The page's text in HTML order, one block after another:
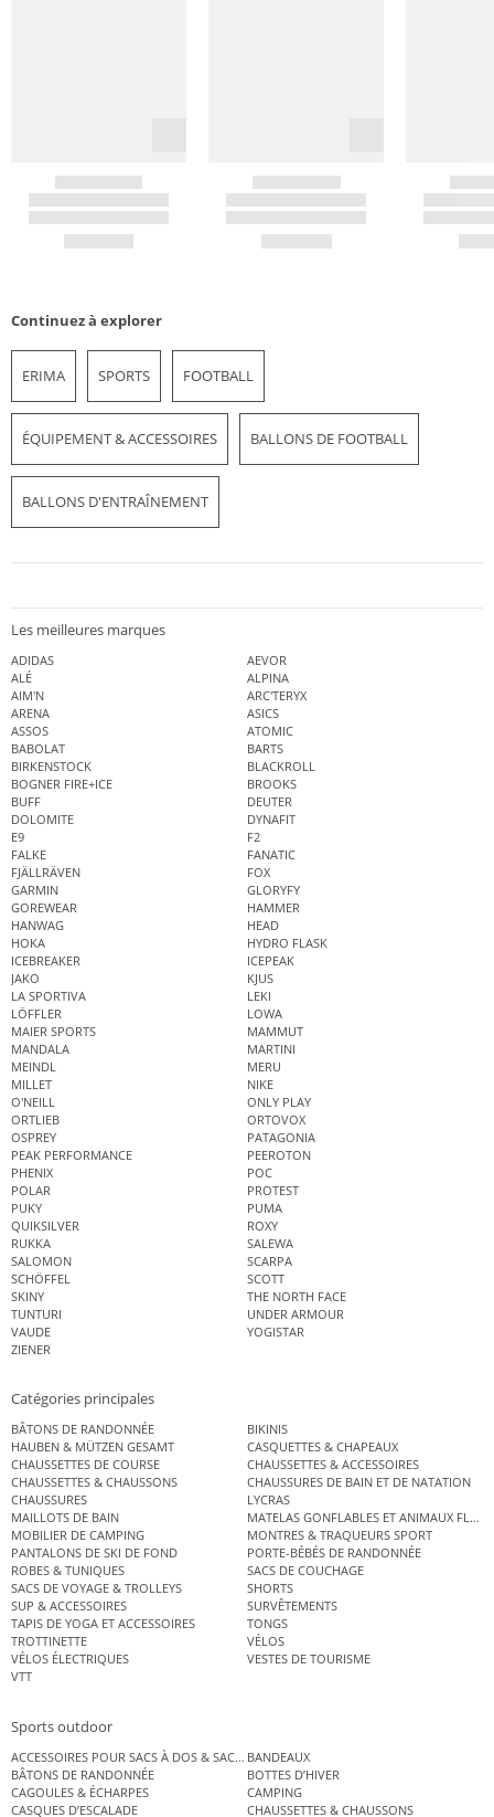
Continuez à explorer
ERIMA SPORTS FOOTBALL
ÉQUIPEMENT & ACCESSOIRES BALLONS DE FOOTBALL
BALLONS D'ENTRAÎNEMENT
Les meilleures marques
ADIDAS
AEVOR
ALÉ
ALPINA
AIM'N
ARC'TERYX
ARENA
ASICS
ASSOS
ATOMIC
BABOLAT
BARTS
BIRKENSTOCK
BLACKROLL
BOGNER FIRE+ICE
BROOKS
BUFF
DEUTER
DOLOMITE
DYNAFIT
E9
F2
FALKE
FANATIC
FJÄLLRÄVEN
FOX
GARMIN
GLORYFY
GOREWEAR
HAMMER
HANWAG
HEAD
HOKA
HYDRO FLASK
ICEBREAKER
ICEPEAK
JAKO
KJUS
LA SPORTIVA
LEKI
LÖFFLER
LOWA
MAIER SPORTS
MAMMUT
MANDALA
MARTINI
MEINDL
MERU
MILLET
NIKE
O'NEILL
ONLY PLAY
ORTLIEB
ORTOVOX
OSPREY
PATAGONIA
PEAK PERFORMANCE
PEEROTON
PHENIX
POC
POLAR
PROTEST
PUKY
PUMA
QUIKSILVER
ROXY
RUKKA
SALEWA
SALOMON
SCARPA
SCHÖFFEL
SCOTT
SKINY
THE NORTH FACE
TUNTURI
UNDER ARMOUR
VAUDE
YOGISTAR
ZIENER
Catégories principales
BÂTONS DE RANDONNÉE
BIKINIS
HAUBEN & MÜTZEN GESAMT
CASQUETTES & CHAPEAUX
CHAUSSETTES DE COURSE
CHAUSSETTES & ACCESSOIRES
CHAUSSETTES & CHAUSSONS
CHAUSSURES DE BAIN ET DE NATATION
CHAUSSURES
LYCRAS
MAILLOTS DE BAIN
MATELAS GONFLABLES ET ANIMAUX
MOBILIER DE CAMPING
MONTRES & TRAQUEURS SPORT
PANTALONS DE SKI DE FOND
PORTE-BÉBÉS DE RANDONNÉE
ROBES & TUNIQUES
SACS DE COUCHAGE
SACS DE VOYAGE & TROLLEYS
SHORTS
SUP & ACCESSOIRES
SURVÊTEMENTS
TAPIS DE YOGA ET ACCESSOIRES
TONGS
TROTTINETTE
VÉLOS
VÉLOS ÉLECTRIQUES
VESTES DE TOURISME
VTT
Sports outdoor
ACCESSOIRES POUR SACS À DOS & SACS ÉTANCHES
BANDEAUX
BÂTONS DE RANDONNÉE
BOTTES D’HIVER
CAGOULES & ÉCHARPES
CAMPING
CASQUES D’ESCALADE
CHAUSSETTES & CHAUSSONS